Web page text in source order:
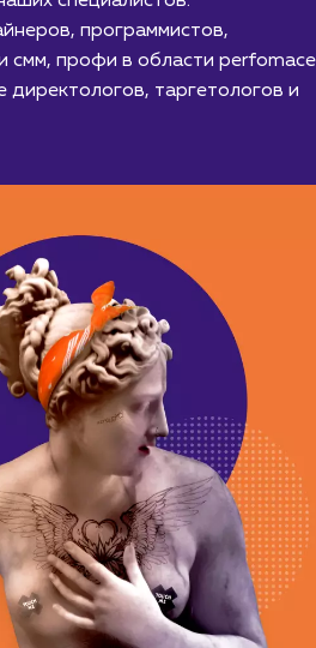
наших специалистов:
программистов,
и смм, профи в области
директологов,